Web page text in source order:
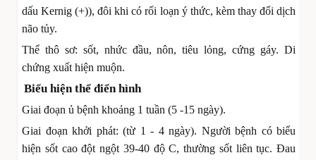
dấu Kernig (+)), đôi khi có rối loạn ý thức, kèm thay đổi dịch
não tủy.
Thể thô sơ: sốt, nhức đầu, nôn, tiêu lỏng, cứng gáy. Di
chứng xuất hiện muộn.
Biểu hiện thể điển hình
Giai đoạn ủ bệnh khoảng 1 tuần (5 -15 ngày).
Giai đoạn khởi phát: (từ 1 - 4 ngày). Người bệnh có biểu
hiện sốt cao đột ngột 39-40 độ C, thường sốt liên tục. Đau